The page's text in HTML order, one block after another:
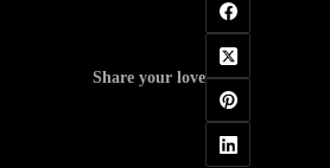
Share your love